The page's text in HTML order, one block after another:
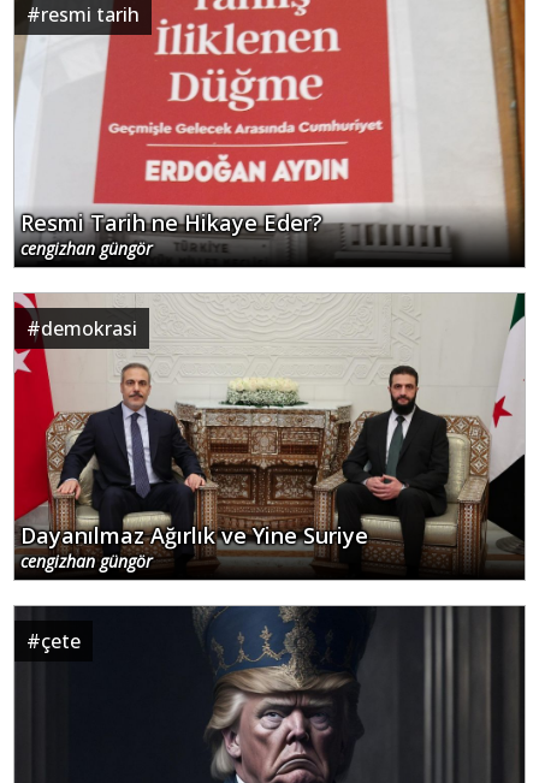
#resmi tarih
Resmi Tarih ne Hikaye Eder?
cengizhan güngör
#demokrasi
Dayanılmaz Ağırlık ve Yine Suriye
cengizhan güngör
#çete